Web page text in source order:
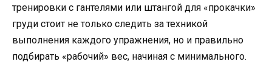
тренировки с гантелями или штангой для «прокачки»
груди стоит не только следить за техникой
выполнения каждого упражнения, но и правильно
подбирать «рабочий» вес, начиная с минимального.